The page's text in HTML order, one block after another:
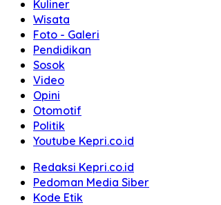
Kuliner
Wisata
Foto - Galeri
Pendidikan
Sosok
Video
Opini
Otomotif
Politik
Youtube Kepri.co.id
Redaksi Kepri.co.id
Pedoman Media Siber
Kode Etik